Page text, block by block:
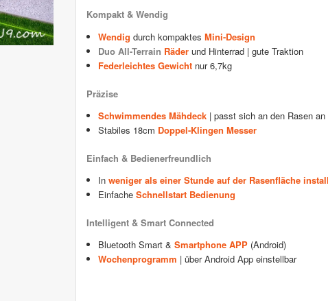
Kompakt & Wendig
Wendig durch kompaktes Mini-Design
Duo All-Terrain Räderund Hinterrad | gute Traktion
Federleichtes Gewichtnur 6,7kg
Präzise
Schwimmendes Mähdeck| passt sich an den Rasen an
Stabiles 18cm Doppel-Klingen Messer
Einfach & Bedienerfreundlich
In weniger als einer Stunde auf der Rasenfläche
EinfacheSchnellstart Bedienung
Intelligent & Smart Connected
Bluetooth Smart & Smartphone APP(Android)
Wochenprogramm | über Android App einstellbar